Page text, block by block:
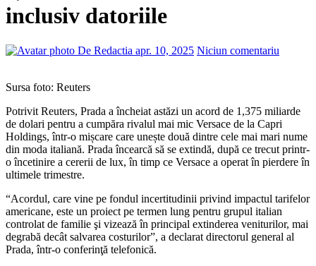
inclusiv datoriile
De Redactia apr. 10, 2025 Niciun comentariu
Sursa foto: Reuters
Potrivit Reuters, Prada a încheiat astăzi un acord de 1,375 miliarde
de dolari pentru a cumpăra rivalul mai mic Versace de la Capri
Holdings, într-o mișcare care unește două dintre cele mai mari nume
din moda italiană. Prada încearcă să se extindă, după ce trecut printr-
o încetinire a cererii de lux, în timp ce Versace a operat în pierdere în
ultimele trimestre.
“Acordul, care vine pe fondul incertitudinii privind impactul tarifelor
americane, este un proiect pe termen lung pentru grupul italian
controlat de familie şi vizează în principal extinderea veniturilor, mai
degrabă decât salvarea costurilor”, a declarat directorul general al
Prada, într-o conferinţă telefonică.